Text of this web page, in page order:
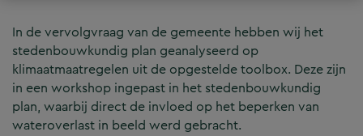
In de vervolgvraag van de gemeente hebben wij het
stedenbouwkundig plan geanalyseerd op
klimaatmaatregelen uit de opgestelde toolbox. Deze zijn
in een workshop ingepast in het stedenbouwkundig
plan, waarbij direct de invloed op het beperken van
wateroverlast in beeld werd gebracht.